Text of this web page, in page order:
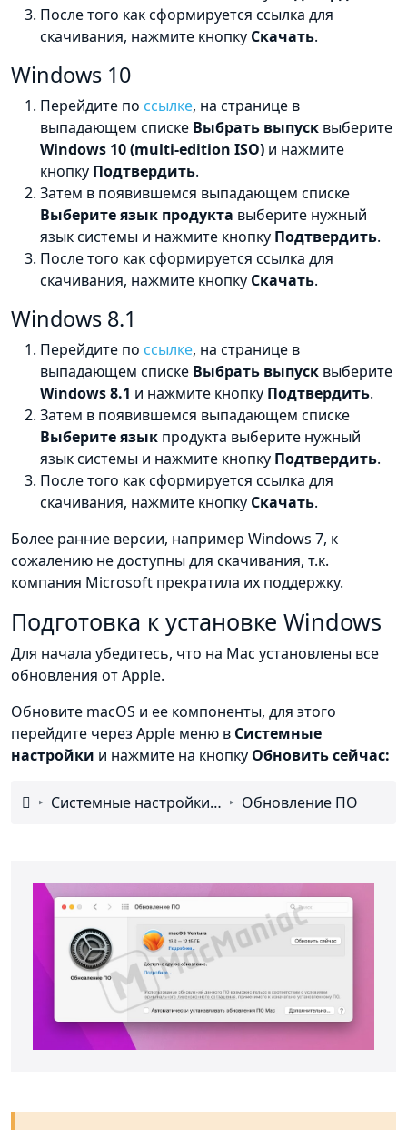
После того как сформируется ссылка для
скачивания, нажмите кнопку Скачать.
Windows 10
Перейдите по ссылке, на странице в
выпадающем списке Выбрать выпуск выберите
Windows 10 (multi-edition ISO) и нажмите
кнопку Подтвердить.
Затем в появившемся выпадающем списке
Выберите язык продукта выберите нужный
язык системы и нажмите кнопку Подтвердить.
После того как сформируется ссылка для
скачивания, нажмите кнопку Скачать.
Windows 8.1
Перейдите по ссылке, на странице в
выпадающем списке Выбрать выпуск выберите
Windows 8.1 и нажмите кнопку Подтвердить.
Затем в появившемся выпадающем списке
Выберите язык продукта выберите нужный
язык системы и нажмите кнопку Подтвердить.
После того как сформируется ссылка для
скачивания, нажмите кнопку Скачать.
Более ранние версии, например Windows 7, к
сожалению не доступны для скачивания, т.к.
компания Microsoft прекратила их поддержку.
Подготовка к установке Windows
Для начала убедитесь, что на Mac установлены все
обновления от Apple.
Обновите macOS и ее компоненты, для этого
перейдите через Apple меню в Системные
настройки и нажмите на кнопку Обновить сейчас:
 Системные настройки… Обновление ПО